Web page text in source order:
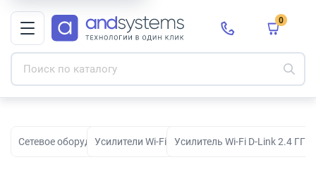
0
Сетевое оборудованиеУсилители Wi-Fi сигналаУсилитель Wi-Fi D-Link 2.4